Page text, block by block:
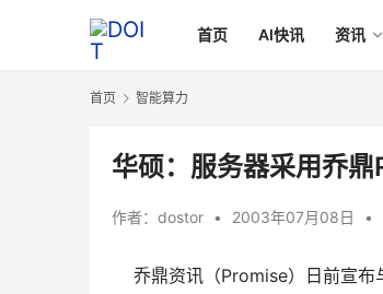
首页 AI快讯 资讯
首页 智能算力
华硕：服务器采用乔
作者： dostor • 2003年07月08日 •
乔鼎资讯（Promise）日前宣布